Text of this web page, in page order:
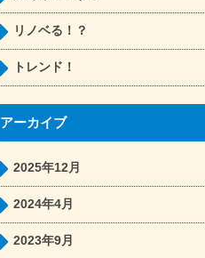
リノベる！？
トレンド！
アーカイブ
2025年12月
2024年4月
2023年9月